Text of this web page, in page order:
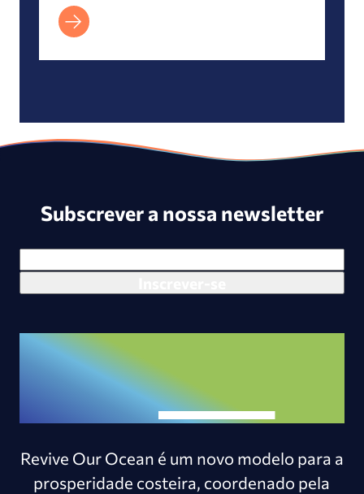
Subscrever a nossa newsletter
Revive Our Ocean é um novo modelo para a
prosperidade costeira, coordenado pela